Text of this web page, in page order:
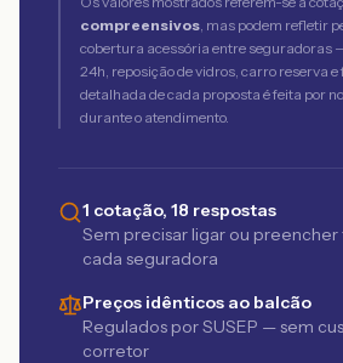
compreensivos, mas podem refletir
cobertura acessória entre seguradoras
24h, reposição de vidros, carro reserva
detalhada de cada proposta é feita por
durante o atendimento.
1 cotação, 18 respostas
Sem precisar ligar ou
cada seguradora
Preços idênticos ao balcão
Regulados por SUSEP — sem
corretor